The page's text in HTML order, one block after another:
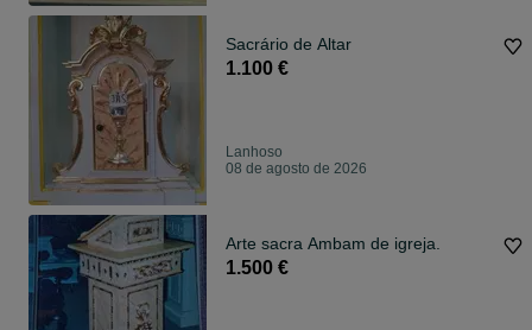
Sacrário de Altar
1.100 €
Lanhoso
08 de agosto de 2026
Arte sacra Ambam de igreja.
1.500 €